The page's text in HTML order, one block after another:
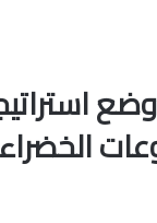
وضع
الخضراء